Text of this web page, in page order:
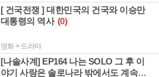
[ 건국전쟁 ] 대한민국의 건국와 이승만
대통령의 역사 (0)
영화 > 드라마
[나솔사계] EP164 나는 SOLO 그 후 이
야기 사랑은 솔로나라 밖에서도 계속된